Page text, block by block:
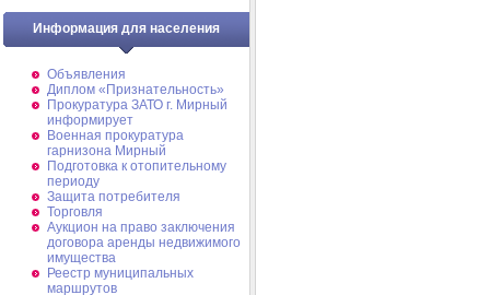
Информация для населения
Объявления
Диплом «Признательность»
Прокуратура ЗАТО г. Мирный
информирует
Военная прокуратура
гарнизона Мирный
Подготовка к отопительному
периоду
Защита потребителя
Торговля
Аукцион на право заключения
договора аренды недвижимого
имущества
Реестр муниципальных
маршрутов